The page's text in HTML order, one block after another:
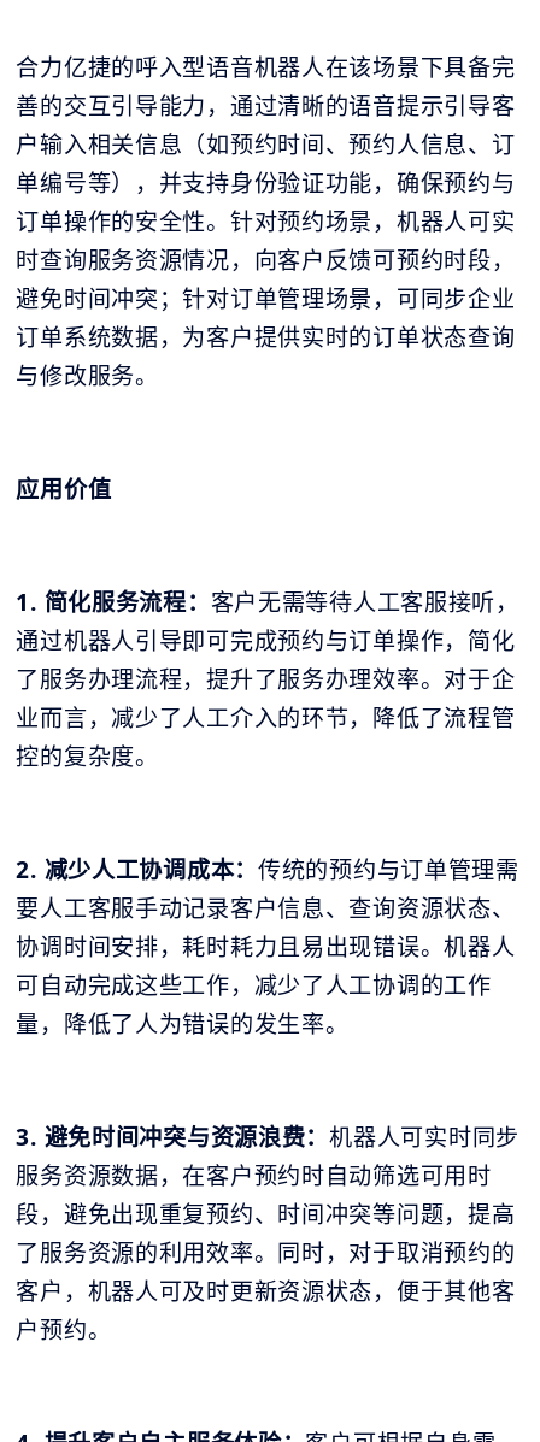
合力亿捷的呼入型语音机器人在该场景下具备完
善的交互引导能力，通过清晰的语音提示引导客
户输入相关信息（如预约时间、预约人信息、订
单编号等），并支持身份验证功能，确保预约与
订单操作的安全性。针对预约场景，机器人可实
时查询服务资源情况，向客户反馈可预约时段，
避免时间冲突；针对订单管理场景，可同步企业
订单系统数据，为客户提供实时的订单状态查询
与修改服务。
应用价值
1. 简化服务流程： 客户无需等待人工客服接听，
通过机器人引导即可完成预约与订单操作，简化
了服务办理流程，提升了服务办理效率。对于企
业而言，减少了人工介入的环节，降低了流程管
控的复杂度。
2. 减少人工协调成本：传统的预约与订单管理需
要人工客服手动记录客户信息、查询资源状态、
协调时间安排，耗时耗力且易出现错误。机器人
可自动完成这些工作，减少了人工协调的工作
量，降低了人为错误的发生率。
3. 避免时间冲突与资源浪费：机器人可实时同步
服务资源数据，在客户预约时自动筛选可用时
段，避免出现重复预约、时间冲突等问题，提高
了服务资源的利用效率。同时，对于取消预约的
客户，机器人可及时更新资源状态，便于其他客
户预约。